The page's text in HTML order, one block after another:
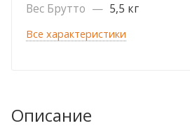
Вес Брутто — 5,5 кг
Все характеристики
Описание